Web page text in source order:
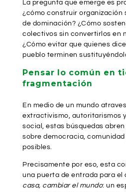
La pregunta que emerge es
¿cómo construir organización
de dominación? ¿Cómo
colectivos sin convertirlos en
¿Cómo evitar que quienes
pueblo terminen
Pensar lo común en
fragmentación
En medio de un mundo
extractivismo, autoritarismos
social, estas búsquedas
sobre democracia,
posibles.
Precisamente por eso, esta
una puerta de entrada para el
casa, cambiar el mundo: un